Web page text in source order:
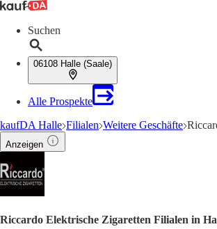
Suchen
06108 Halle (Saale)
Alle Prospekte
kaufDA Halle Filialen Weitere Geschäfte
Anzeigen
Riccardo Elektrische Zigaretten Filialen in